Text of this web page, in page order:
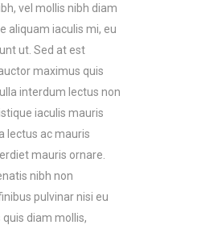
vel mollis nibh diam
aliquam iaculis mi, eu
ut. Sed at est
maximus quis
interdum lectus non
iaculis mauris
lectus ac mauris
mauris ornare.
nibh non
pulvinar nisi eu
diam mollis,